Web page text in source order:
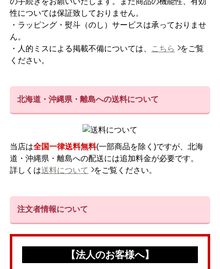
性については保証致しておりません。
・ラッピング・熨斗（のし）サービスは承っておりませ
ん。
・人的ミスによる掲載不備については、
こちら
をご覧
ください。
北海道・沖縄県・離島への送料について
当店は全国一律送料無料(一部商品を除く)ですが、北海
道・沖縄県・離島への配送には追加料金が必要です。
詳しくは送料について をご覧ください。
注文者情報について
【法人のお客様へ】